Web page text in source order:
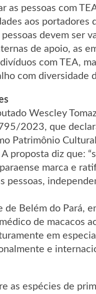
as pessoas com
aos portadores
pessoas devem ser
de apoio, as
com TEA,
com diversidade
Wescley
2023, que
Patrimônio
A proposta diz que:
marca e
pessoas,
de Belém do Pará,
de macacos
em
e
as espécies de